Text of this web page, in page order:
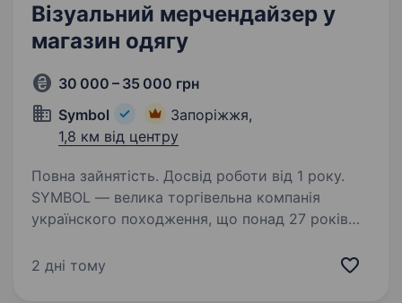
Візуальний мерчендайзер у
магазин одягу
30 000 – 35 000 грн
Symbol
Запоріжжя,
1,8 км від центру
Повна зайнятість. Досвід роботи від 1 року.
SYMBOL — велика торгівельна компанія
українского походження, що понад 27 років
взуття та аксесуарів відомих luxury брендів
2 дні тому